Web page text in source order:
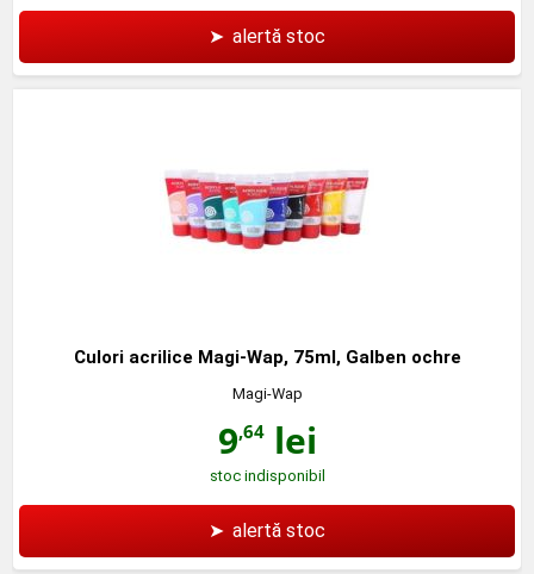
➤ alertă stoc
Culori acrilice Magi-Wap, 75ml, Galben ochre
Magi-Wap
9,64lei
stoc indisponibil
➤ alertă stoc